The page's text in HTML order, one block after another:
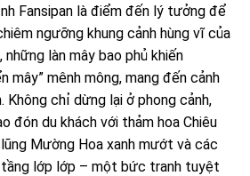
Fansipan là điểm đến lý tưởng để
ngưỡng khung cảnh hùng vĩ của
những làn mây bao phủ khiến
mây” mênh mông, mang đến cảnh
Không chỉ dừng lại ở phong cảnh,
đón du khách với thảm hoa Chiêu
Mường Hoa xanh mướt và các
lớp lớp – một bức tranh tuyệt